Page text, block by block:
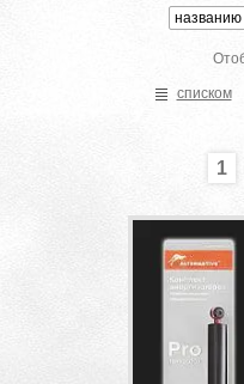
списком
1